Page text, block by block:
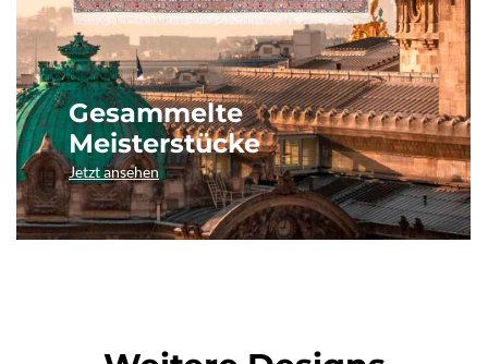
Gesammelte
Meisterstücke
Jetzt ansehen